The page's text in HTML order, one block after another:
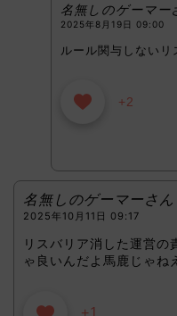
名無しのゲーマー
2025年8月19日 09:00
ルール関与しない
+2
名無しのゲーマーさん
2025年10月11日 09:17
リスバリア消した運営の
ゃ良いんだよ馬鹿じゃね